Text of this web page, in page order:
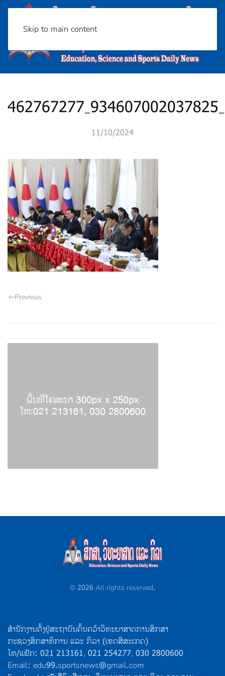
Skip to main content
11/10/2024
Previous
©2026All rights reserved.
ສຳນັກງານຕັ້ງຢູ່ສະຖາບັນຄົ້ນຄວ້າວິທະຍາສາດການສຶກສາ
ກະຊວງສຶກສາທິການ ແລະ ກິລາ (ເຂດສີສະເກດ)
ໂທ/ແຟັກ: 021 213161, 021 254277, 030 2800600
Email: edu99.sportsnews@gmail.com